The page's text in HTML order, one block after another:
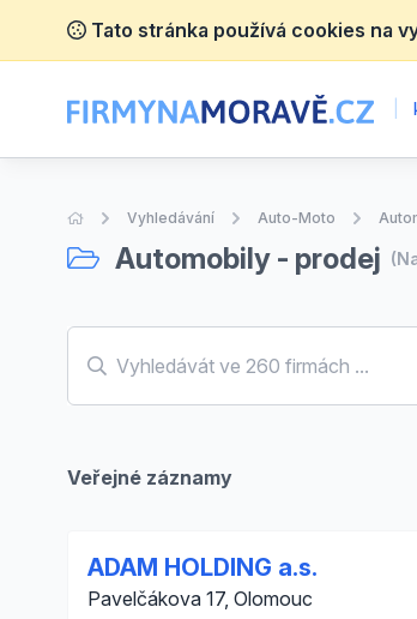
Tato stránka používá cookies na
Úvodní stránka
Vyhledávání Auto-Moto
Automobily - prodej
Veřejné záznamy
ADAM HOLDING a.s.
Pavelčákova 17, Olomouc